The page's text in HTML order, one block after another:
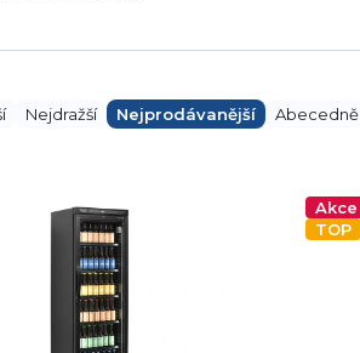
Nejdražší Nejprodávanější Abecedně
Akce
TOP